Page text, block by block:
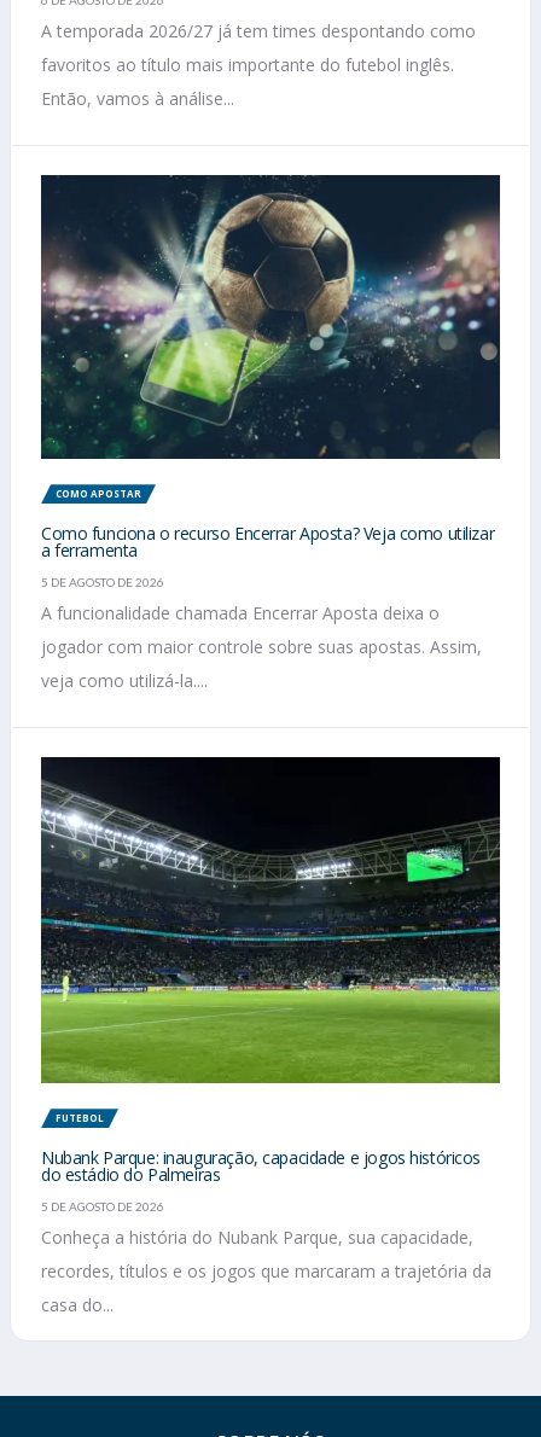
A temporada 2026/27 já tem times despontando como
favoritos ao título mais importante do futebol inglês.
Então, vamos à análise...
COMO APOSTAR
Como funciona o recurso Encerrar Aposta? Veja como utilizar
a ferramenta
5 DE AGOSTO DE 2026
A funcionalidade chamada Encerrar Aposta deixa o
jogador com maior controle sobre suas apostas. Assim,
veja como utilizá-la....
FUTEBOL
Nubank Parque: inauguração, capacidade e jogos históricos
do estádio do Palmeiras
5 DE AGOSTO DE 2026
Conheça a história do Nubank Parque, sua capacidade,
recordes, títulos e os jogos que marcaram a trajetória da
casa do...